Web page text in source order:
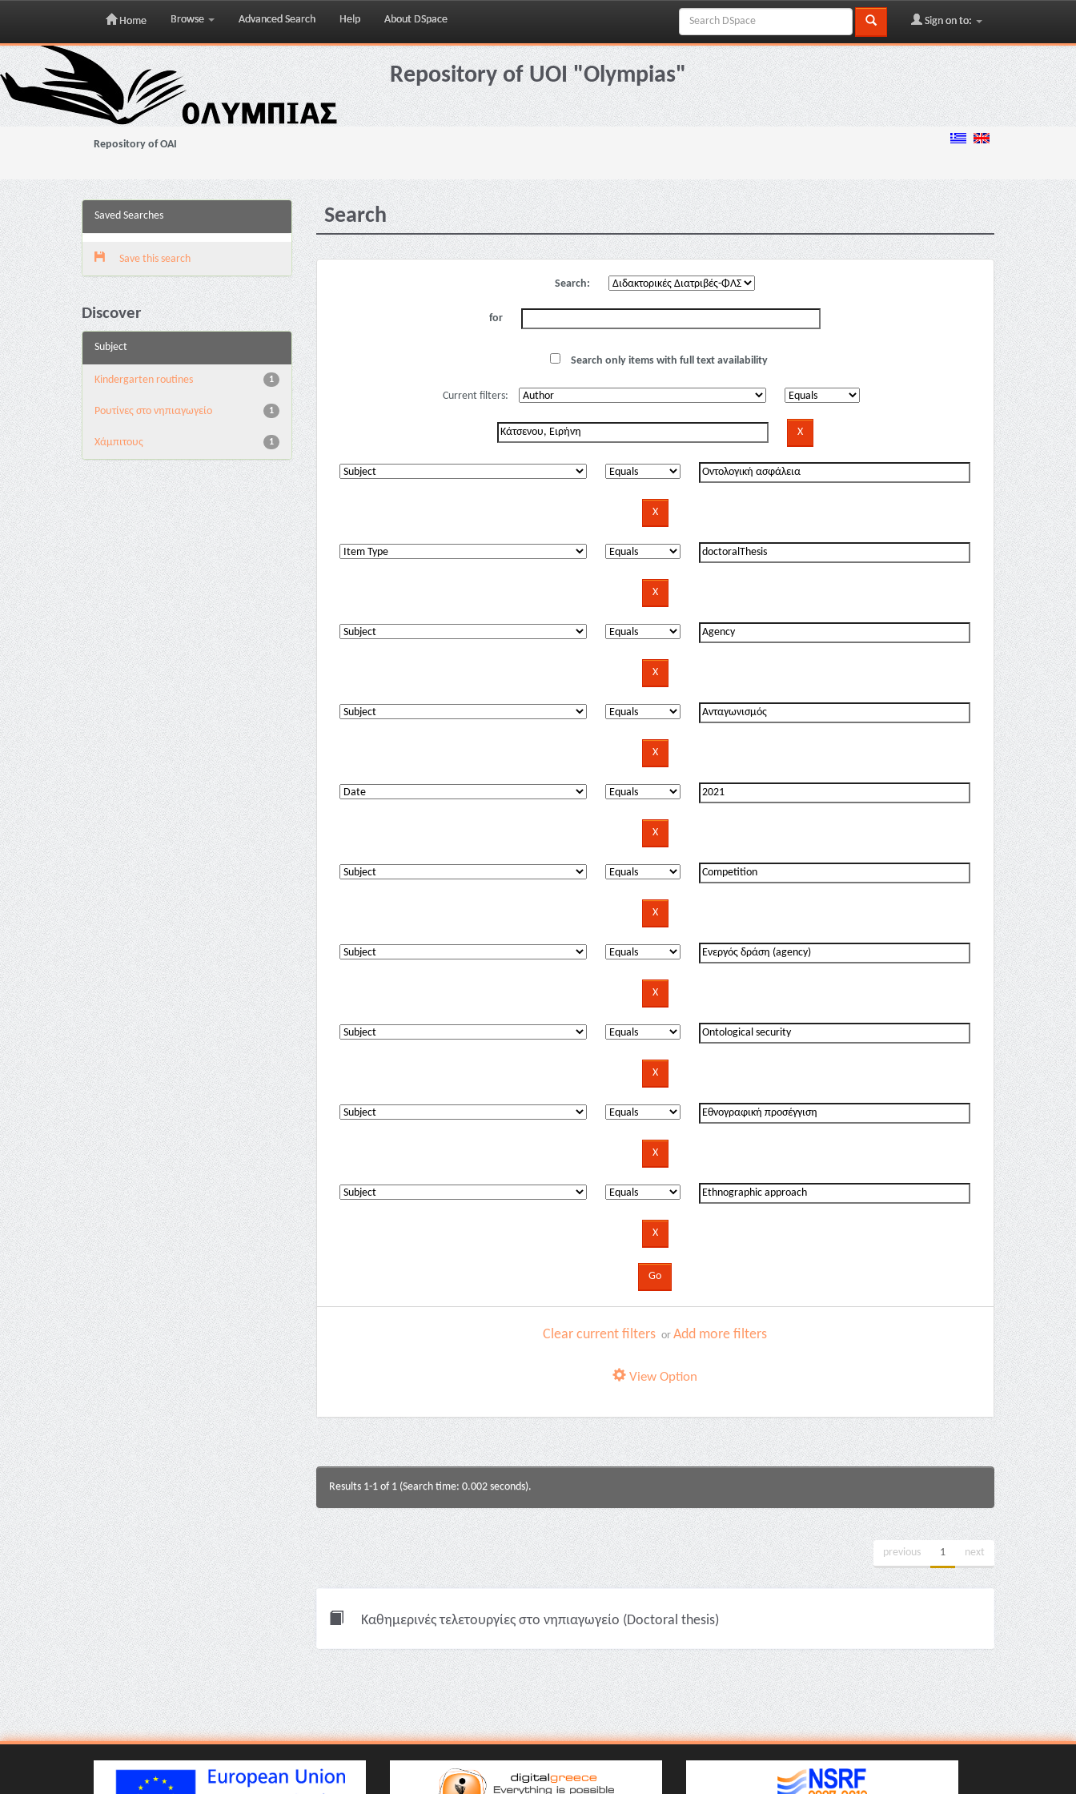
Skip
navigation
Home Browse Advanced Search Help About DSpace Sign on to:
Repository of UOI "Olympias"
Repository of OAI
Saved Searches
Save this search
Discover
Subject
1
Kindergarten routines
1
Pουτίνες στο νηπιαγωγείο
1
Χάμπιτους
Search
Search:
for
Search only items with full text availability
Current filters:
Clear current filters orAdd more filters
View Option
Results 1-1 of 1 (Search time: 0.002 seconds).
previous 1 next
Καθημερινές τελετουργίες στο νηπιαγωγείο (Doctoral thesis)